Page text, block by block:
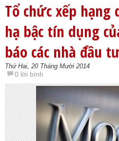
Tổ chức xếp hạng
hạ bậc tín dụng
báo các nhà đầu
Thứ Hai, 20 Tháng Mười 2014
0 lời bình